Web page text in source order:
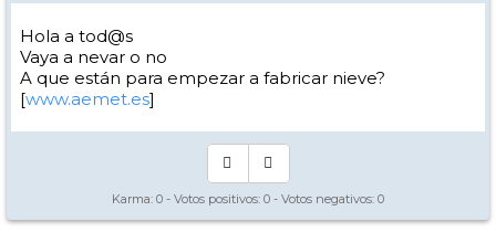
Hola a tod@s
Vaya a nevar o no
A que están para empezar a fabricar nieve?
[www.aemet.es]
Karma: 0 - Votos positivos: 0 - Votos negativos: 0